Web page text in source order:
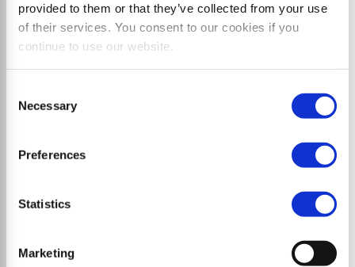
provided to them or that they’ve collected from your use
of their services. You consent to our cookies if you
continue to use our website.
Selection
Necessary
Preferences
Statistics
Marketing